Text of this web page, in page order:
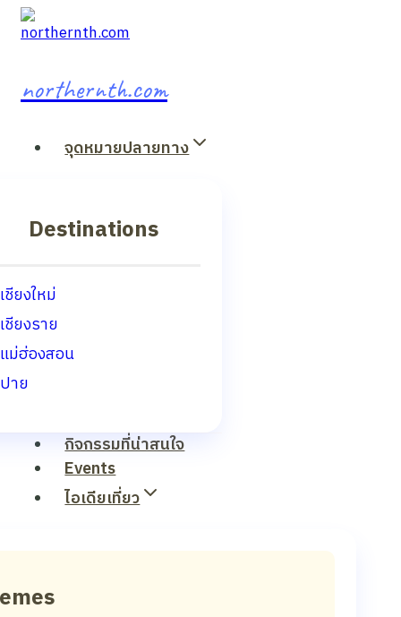
Skip
northernth.com
จุดหมายปลายทาง
Destinations
เชียงใหม่
เชียงราย
แม่ฮ่องสอน
ปาย
กิจกรรมที่น่าสนใจ
Events
ไอเดียเที่ยว